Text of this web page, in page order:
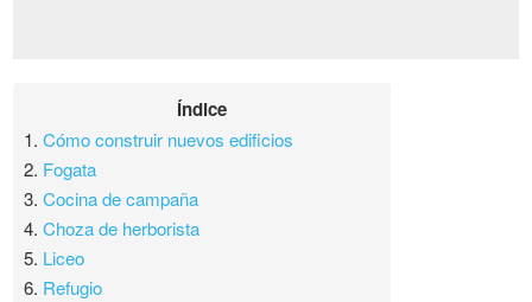
Índice
1.Cómo construir nuevos edificios
2. Fogata
3.Cocina de campaña
4.Choza de herborista
5. Liceo
6. Refugio